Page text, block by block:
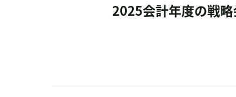
2025会計年度の戦